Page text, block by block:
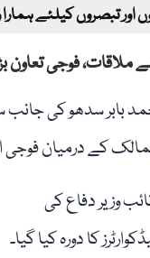
اور تبصروں کیلئے
فوجی تعاون
بابر سدھو کی
کے درمیان فوجی
وزیر دفاع کی
کا دورہ کیا گیا۔